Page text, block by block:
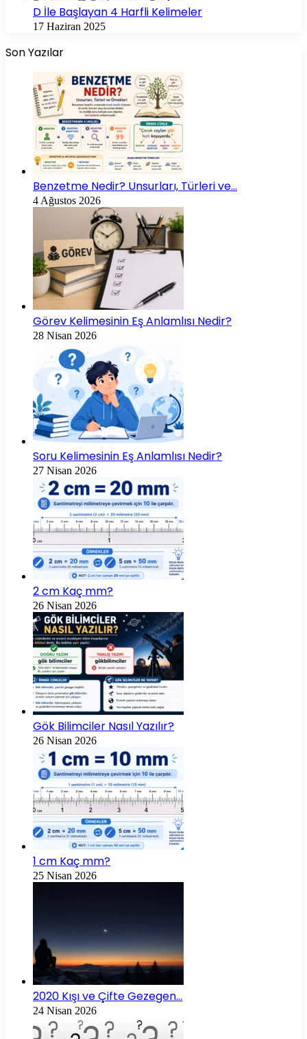
D İle Başlayan 4 Harfli Kelimeler
17 Haziran 2025
Son Yazılar
Benzetme Nedir? Unsurları, Türleri ve…
4 Ağustos 2026
Görev Kelimesinin Eş Anlamlısı Nedir?
28 Nisan 2026
Soru Kelimesinin Eş Anlamlısı Nedir?
27 Nisan 2026
2 cm Kaç mm?
26 Nisan 2026
Gök Bilimciler Nasıl Yazılır?
26 Nisan 2026
1 cm Kaç mm?
25 Nisan 2026
2020 Kışı ve Çifte Gezegen…
24 Nisan 2026